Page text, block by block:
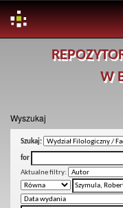
W
Wyszukaj
Szukaj:
for
Aktualne filtry: